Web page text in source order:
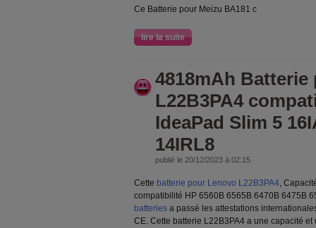
Ce Batterie pour Meizu BA181 c
lire la suite
4818mAh
L22B3PA4
IdeaPad Slim 5
14IRL8
publié le 20/12/2023 à 02:15
Cette batterie pour Lenovo L22B3PA4,
compatibilité HP 6560B 6565B 6470B 6475B
batteries a passé les attestations
CE. Cette batterie L22B3PA4 a une capacité